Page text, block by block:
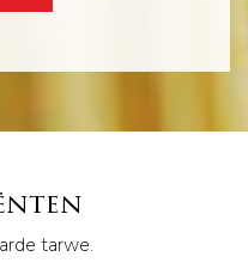
tarwe.